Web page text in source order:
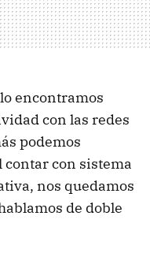
encontramos
con las redes
podemos
con sistema
nos quedamos
de doble